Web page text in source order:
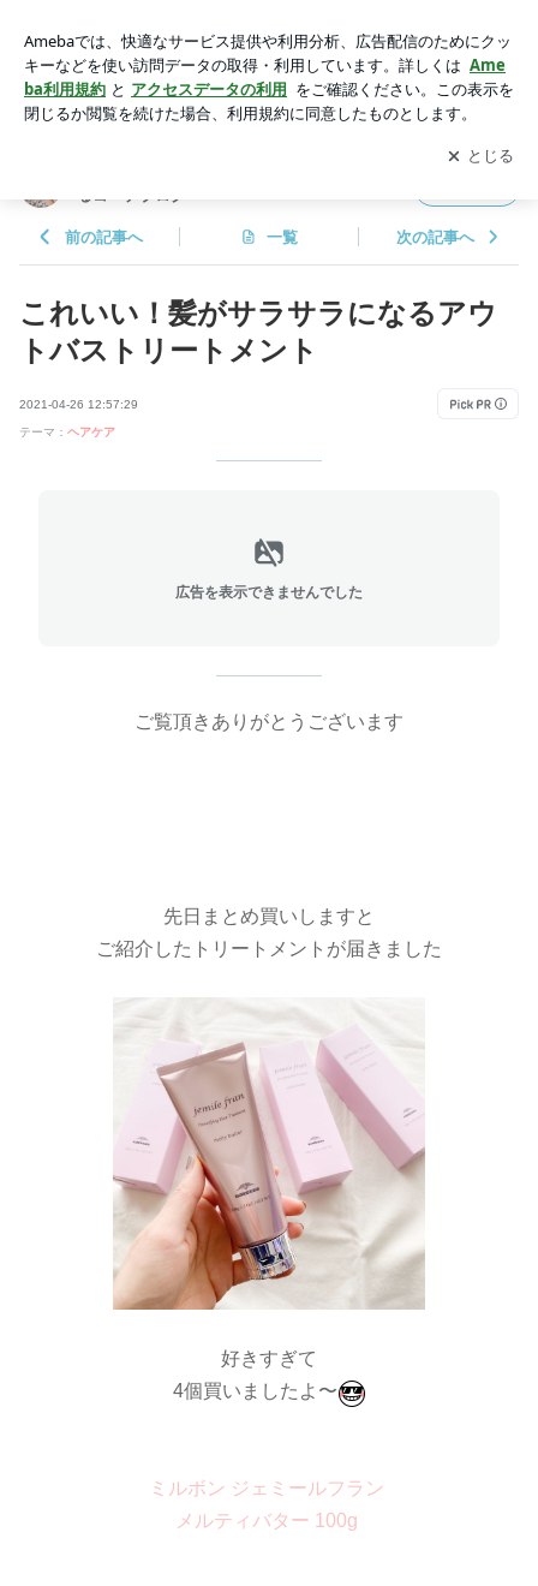
ラフィフからのプチプラファッションで作るコーデブログ
アプリをダウンロードして ブログの更新通知
を受け取りまし
ょう。
開く
るコーデブログ
前の記事へ 一覧 次の記事へ
これいい！髪がサラサラになるアウ
トバストリートメント
2021-04-26 12:57:29
テーマ： ヘアケア
広告を表示できませんでした
ご覧頂きありがとうございます
先日まとめ買いしますと
ご紹介したトリートメントが届きました
好きすぎて
4個買いましたよ〜
ミルボン ジェミールフラン
メルティバター 100g